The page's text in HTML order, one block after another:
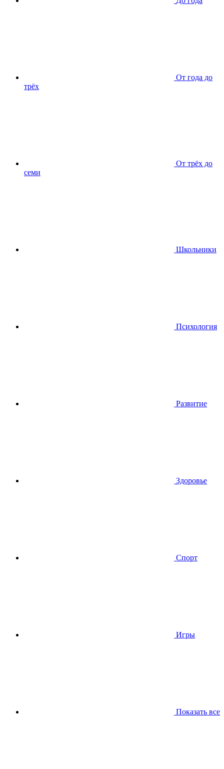
От года до
трёх
От трёх до
семи
Школьники
Психология
Развитие
Здоровье
Спорт
Игры
Показать все